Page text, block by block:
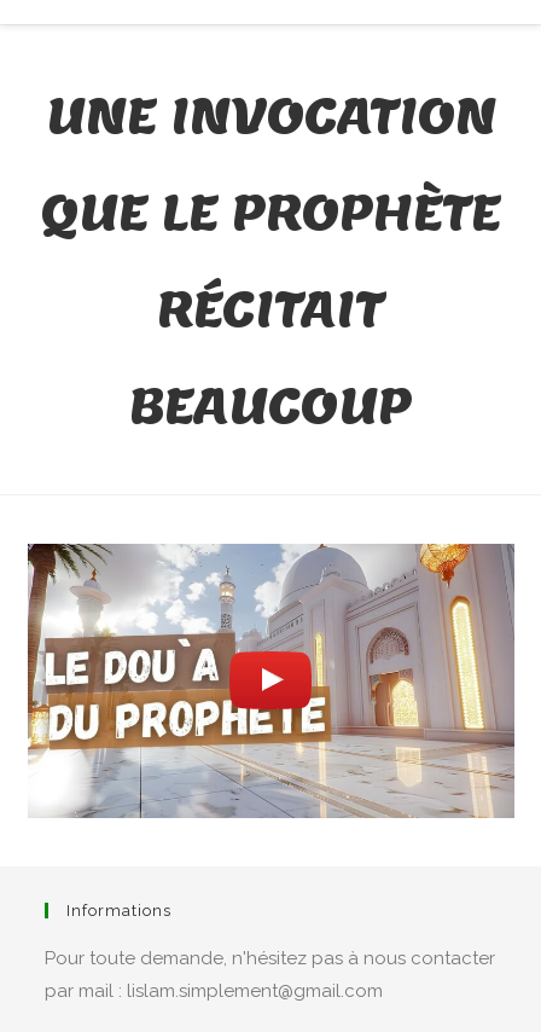
UNE INVOCATION
QUE LE PROPHÈTE
RÉCITAIT
BEAUCOUP
Informations
Pour toute demande, n'hésitez pas à nous contacter
par mail : lislam.simplement@gmail.com